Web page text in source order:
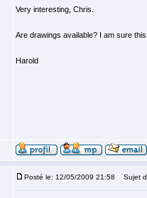
Very interesting, Chris.
Are drawings available? I am sure
Harold
Posté le: 12/05/2009 21:58 Sujet